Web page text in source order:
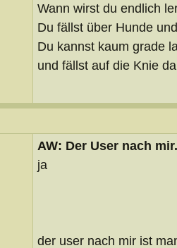
Wann wirst du endlich
Du fällst über Hunde
Du kannst kaum grade
und fällst auf die Knie
AW: Der User nach
ja
der user nach mir ist